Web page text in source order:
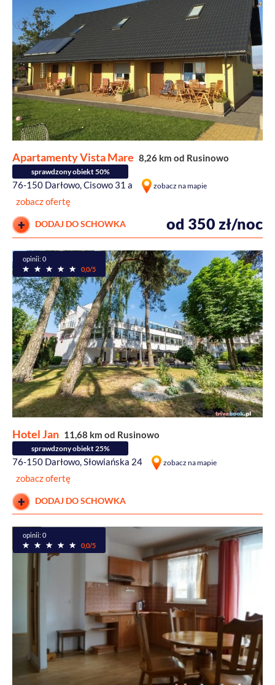
Apartamenty Vista Mare 8,26 km od Rusinowo
sprawdzony obiekt 50%
76-150 Darłowo, Cisowo 31 a zobacz na mapie
zobacz ofertę
DODAJ DO SCHOWKA od 350 zł/noc
opinii: 0
0,0/5
Hotel Jan 11,68 km od Rusinowo
sprawdzony obiekt 25%
76-150 Darłowo, Słowiańska 24 zobacz na mapie
zobacz ofertę
DODAJ DO SCHOWKA
opinii: 0
0,0/5